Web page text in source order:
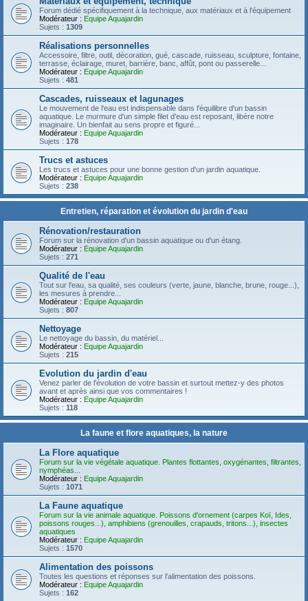
Forum dédié spécifiquement à la technique, aux matériaux et à l'équipement
Modérateur : Equipe Aquajardin
Sujets : 1309
Réalisations personnelles
Accessoire, filtre, outil, décoration, gué, cascade, ruisseau, sculpture, fontaine,
terrasse, éclairage, muret, barrière, banc, affût, pont ou passerelle...
Modérateur : Equipe Aquajardin
Sujets : 481
Cascades, ruisseaux et lagunages
Le mouvement de l'eau est indispensable dans l'équilibre d'un bassin
aquatique. Le murmure d'un simple filet d'eau est reposant, libère notre
imaginaire. Un bienfait au sens propre et figuré...
Modérateur : Equipe Aquajardin
Sujets : 178
Trucs et astuces
Les trucs et astuces pour une bonne gestion d'un jardin aquatique.
Modérateur : Equipe Aquajardin
Sujets : 238
Entretien, réparation et évolution du jardin d'eau
Rénovation/restauration
Forum sur la rénovation d'un bassin aquatique ou d'un étang.
Modérateur : Equipe Aquajardin
Sujets : 271
Qualité de l'eau
Tout sur l'eau, sa qualité, ses couleurs (verte, jaune, blanche, brune, rouge...),
les mesures à prendre...
Modérateur : Equipe Aquajardin
Sujets : 807
Nettoyage
Le nettoyage du bassin, du matériel...
Modérateur : Equipe Aquajardin
Sujets : 215
Evolution du jardin d'eau
Venez parler de l'évolution de votre bassin et surtout mettez-y des photos
avant et après ainsi que vos commentaires !
Modérateur : Equipe Aquajardin
Sujets : 118
La faune et flore aquatiques, la nature
La Flore aquatique
Forum sur la vie végétale aquatique. Plantes flottantes, oxygénantes, filtrantes,
nymphéas...
Modérateur : Equipe Aquajardin
Sujets : 1071
La Faune aquatique
Forum sur la vie animale aquatique. Poissons d'ornement (carpes Koï, Ides,
poissons rouges...), amphibiens (grenouilles, crapauds, tritons...), insectes
aquatiques
Modérateur : Equipe Aquajardin
Sujets : 1570
Alimentation des poissons
Toutes les questions et réponses sur l'alimentation des poissons.
Modérateur : Equipe Aquajardin
Sujets : 162